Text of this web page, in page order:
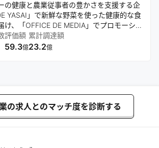
の健康と農業従事者の豊かさを支援する企
YASAI」で新鮮な野菜を使った健康的な食
け、「OFFICE DE MEDIA」でプロモーシ
に、革新的な「SALAD STAND」自販機を
者に手軽で健康的な食options提供する。
評価額
59.3億
累計調達額
23.2億
の求人とのマッチ度を診断する